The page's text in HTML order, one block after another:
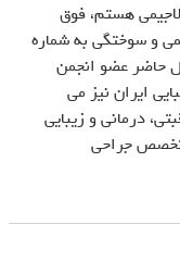
هستم، فوق
و سوختگی به شماره
در حال حاضر عضو انجمن
ایران نیز می
درمانی و زیبایی
تخصص جراحی